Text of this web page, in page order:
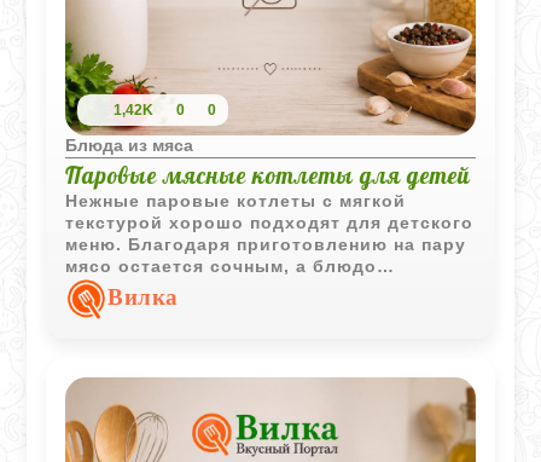
1,42K 0 0
Блюда из мяса
Паровые мясные котлеты для детей
Нежные паровые котлеты с мягкой
текстурой хорошо подходят для детского
меню. Благодаря приготовлению на пару
мясо остается сочным, а блюдо
получается легким и очень домашним.
Вилка